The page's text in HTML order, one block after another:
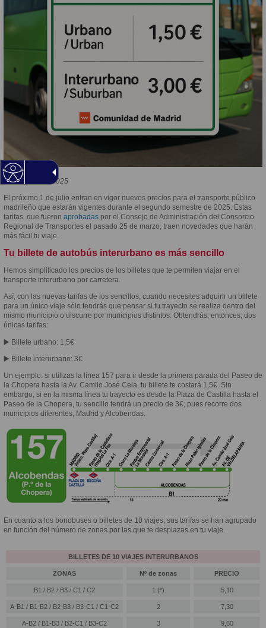
27 de junio de 2025
El próximo 1 de julio entran en vigor nuevos precios para el transporte público
madrileño que estarán vigentes durante el segundo semestre de 2025. Estas
tarifas, que fueron aprobadas por el Consejo de Administración del Consorcio
Regional de Transportes el pasado 25 de marzo, traen novedades que harán
más fácil tu viaje.
Tu billete de autobús interurbano es más sencillo
Hemos simplificado los precios de los billetes que te permiten viajar en el
transporte interurbano por carretera.
Así, con las nuevas tarifas de los sencillos, cuando necesites adquirir un billete
para un único viaje sólo tendrás que pensar si tu trayecto se realiza dentro del
mismo municipio o discurre por municipios distintos. Obtendrás, entonces, dos
únicas tarifas:
▶️ Billete urbano: 1,5€
▶️ Billete interurbano: 3€
Un ejemplo: si utilizas la línea 157 para ir desde la primera parada del Paseo de
la Chopera hasta la Av. Camilo José Cela, tu billete te costará 1,5€. Sin
embargo, si en la misma línea tu trayecto es desde la Plaza de Castilla hasta el
Paseo de la Chopera, tu sencillo tendrá un precio de 3€, pues recorre dos
municipios diferentes, Madrid y Alcobendas.
En cuanto a los bonobuses o billetes de 10 viajes, sus tarifas se han agrupado
en función del número de zonas por las que te desplazas en tu viaje.
BILLETES DE 10 VIAJES INTERURBANOS
ZONAS Nº de zonas PRECIO
B1 / B2 / B3 / C1 / C2 1 (*) 5,10
A-B1 / B1-B2 / B2-B3 / B3-C1 / C1-C2 2 7,30
A-B2 / B1-B3 / B2-C1 / B3-C2 3 9,60